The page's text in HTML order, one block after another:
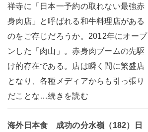
祥寺に「日本一予約の取れない最強赤
身肉店」と呼ばれる和牛料理店がある
のをご存じだろうか。2012年にオープ
ンした「肉山」。赤身肉ブームの先駆
け的存在である。店は瞬く間に繁盛店
となり、各種メディアからも引っ張り
だことな…続きを読む
海外日本食 成功の分水嶺（182）日